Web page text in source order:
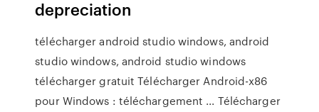
depreciation
télécharger android studio windows, android
studio windows, android studio windows
télécharger gratuit Télécharger Android-x86
pour Windows : téléchargement ... Télécharger